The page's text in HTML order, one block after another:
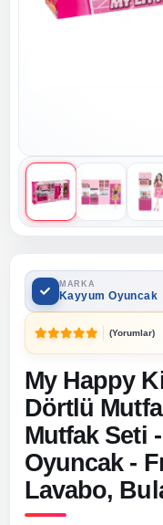
MARKA
Kayyum Oyuncak
(Yorumlar)
My Happy
Dörtlü
Mutfak Seti
Oyuncak -
Lavabo,